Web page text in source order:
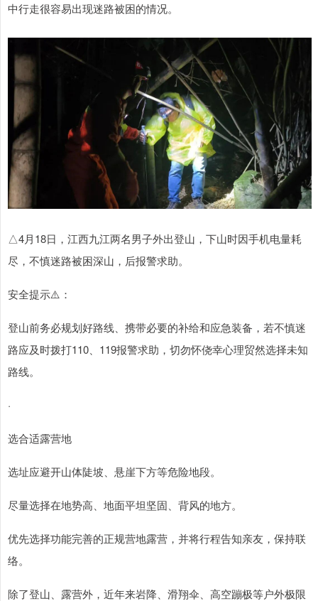
中行走很容易出现迷路被困的情况。
△4月18日，江西九江两名男子外出登山，下山时因手机电量耗
尽，不慎迷路被困深山，后报警求助。
安全提示⚠️：
登山前务必规划好路线、携带必要的补给和应急装备，若不慎迷
路应及时拨打110、119报警求助，切勿怀侥幸心理贸然选择未知
路线。
·
选合适露营地
选址应避开山体陡坡、悬崖下方等危险地段。
尽量选择在地势高、地面平坦坚固、背风的地方。
优先选择功能完善的正规营地露营，并将行程告知亲友，保持联
络。
除了登山、露营外，近年来岩降、滑翔伞、高空蹦极等户外极限